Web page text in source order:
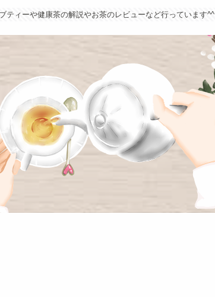
ティーや健康茶の解説やお茶のレビューなど行っています^^